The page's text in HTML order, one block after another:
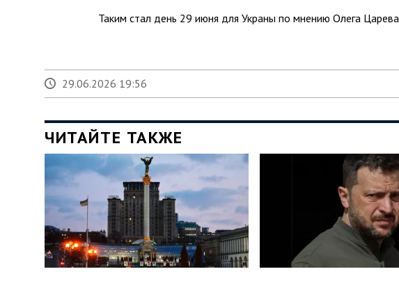
Таким стал день 29 июня для Украны по мнению Олега Царева
29.06.2026 19:56
ЧИТАЙТЕ ТАКЖЕ